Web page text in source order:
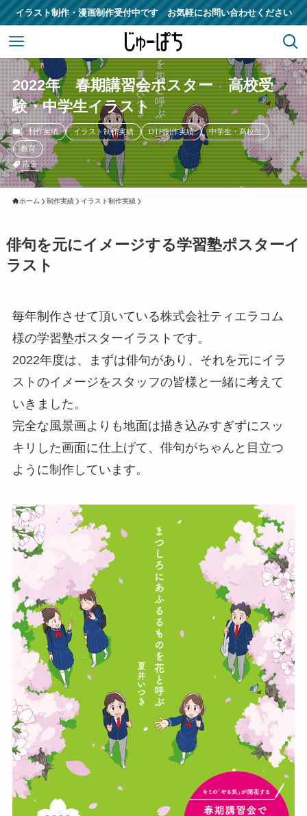
イラスト制作・漫画制作受付中です お気軽にお問い合わせください
2022年 春期講習会ポスター 高校受
験・中学生イラスト
制作実績 イラスト制作実績 DTP制作実績 中学生・高校生
教育
広告
ホーム 制作実績 イラスト制作実績
俳句を元にイメージする学習塾ポスターイ
ラスト
毎年制作させて頂いている株式会社ティエラコム
様の学習塾ポスターイラストです。
2022年度は、まずは俳句があり、それを元にイラ
ストのイメージをスタッフの皆様と一緒に考えて
いきました。
完全な風景画よりも地面は描き込みすぎずにスッ
キリした画面に仕上げて、俳句がちゃんと目立つ
ように制作しています。